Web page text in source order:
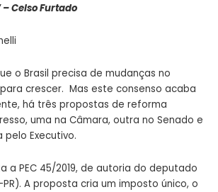
Celso Furtado
o Brasil precisa de mudanças no
crescer. Mas este consenso acaba
há três propostas de reforma
uma na Câmara, outra no Senado e
Executivo.
a PEC 45/2019, de autoria do deputado
PR). A proposta cria um imposto único, o